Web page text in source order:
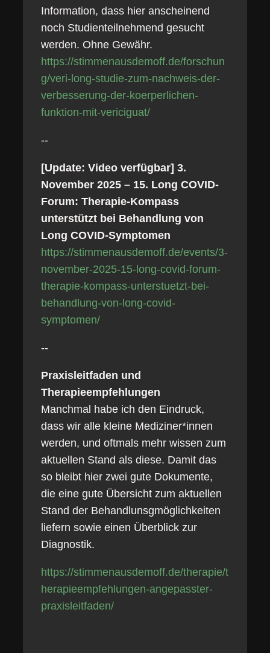
Information, dass hier anscheinend
noch Studienteilnehmend gesucht
werden. Ohne Gewähr.
https://stimmenausdemoff.de/forschun
g/veri-long-studie-zum-nachweis-der-
verbesserung-der-koerperlichen-
funktion-mit-vericiguat/
--
[Update: Video verfügbar] 3.
November 2025 – 15. Long COVID-
Forum: Therapie-Kompass
unterstützt bei Behandlung von
Long COVID-Symptomen
https://stimmenausdemoff.de/events/3-
november-2025-15-long-covid-forum-
therapie-kompass-unterstuetzt-bei-
behandlung-von-long-covid-
symptomen/
--
Praxisleitfaden und
Therapieempfehlungen
Manchmal habe ich den Eindruck,
dass wir alle kleine Mediziner*innen
werden, und oftmals mehr wissen zum
aktuellen Stand als diese. Damit das
so bleibt hier zwei gute Dokumente,
die eine gute Übersicht zum aktuellen
Stand der Behandlunsgmöglichkeiten
liefern sowie einen Überblick zur
Diagnostik.
https://stimmenausdemoff.de/therapie/t
herapieempfehlungen-angepasster-
praxisleitfaden/